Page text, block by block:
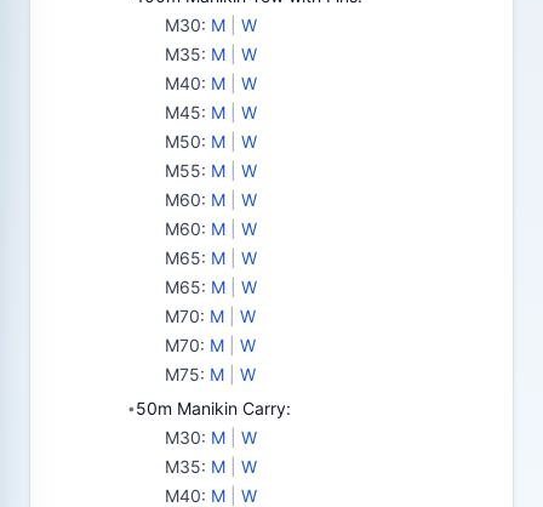
M30: M
W
M35: M
W
M40: M
W
M45: M
W
M50: M
W
M55: M
W
M60: M
W
M60: M
W
M65: M
W
M65: M
W
M70: M
W
M70: M
W
M75: M W
•50m Manikin Carry:
M30: M
W
M35: M
W
M40: M
W